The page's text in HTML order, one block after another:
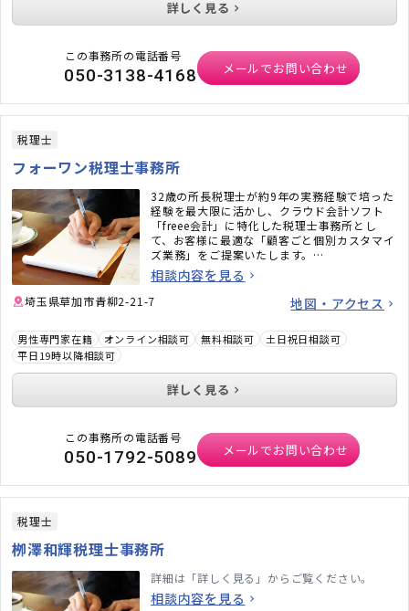
詳しく見る
この事務所の電話番号
050-3138-4168 メールでお問い合わせ
税理士
フォーワン税理士事務所
32歳の所長税理士が約9年の実務経験で培った
経験を最大限に活かし、クラウド会計ソフト
「freee会計」に特化した税理士事務所とし
て、お客様に最適な「顧客ごと個別カスタマイ
ズ業務」をご提案いたします。
私たちは、freee会計専門税理士として自動
化・効率化を推進します。この徹底した効率化
によって生まれた「時間」という余白を、お客
様との深い対話に充てること。それこそが私た
ちのこだわりです。貴社の成長をバックアップ
するビジネスパートナーとして全力でサポート
相談内容を見る
埼玉県草加市青柳2-21-7 地図・アクセス
男性専門家在籍 オンライン相談可 無料相談可
土日祝日相談可
平日19時以降相談可
詳しく見る
この事務所の電話番号
050-1792-5089 メールでお問い合わせ
税理士
栁澤和輝税理士事務所
詳細は「詳しく見る」からご覧ください。
相談内容を見る